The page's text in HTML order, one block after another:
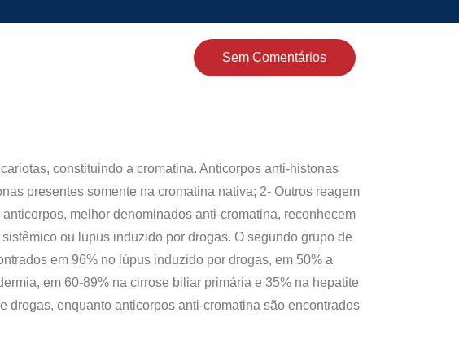
Sem Comentários
constituindo a cromatina. Anticorpos anti-histonas
presentes somente na cromatina nativa; 2- Outros reagem
melhor denominados anti-cromatina, reconhecem
ou lupus induzido por drogas. O segundo grupo de
em 96% no lúpus induzido por drogas, em 50% a
em 60-89% na cirrose biliar primária e 35% na hepatite
drogas, enquanto anticorpos anti-cromatina são encontrados